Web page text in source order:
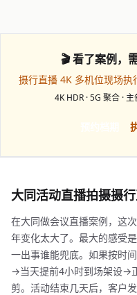
🎬 看了案例，
摄行直播 4K 多机位现场执
4K HDR · 5G 聚合 ·
大同活动直播拍摄摄
在大同做会议直播案例，这
年变化太大了。最大的感受
一出事谁能兜底。如果按时
→当天提前4小时到场架设→
剪。活动结束几天后，客户